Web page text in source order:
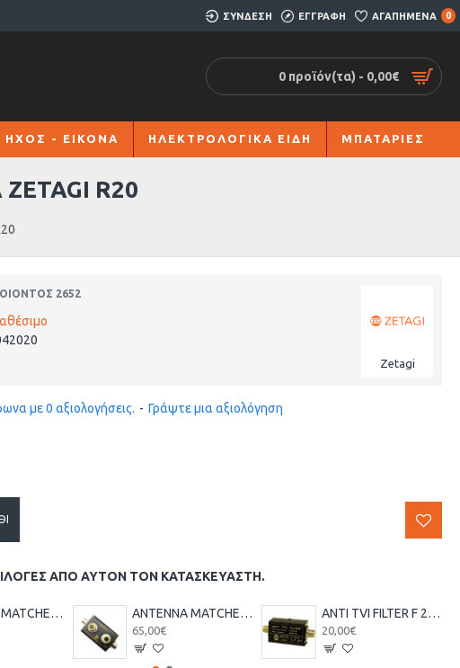
ΣΥΝΔΕΣΗ ΕΓΓΡΑΦΗ ΑΓΑΠΗΜΕΝΑ 0
0 προϊόν(τα) - 0,00€
ΗΧΟΣ - ΕΙΚΟΝΑ ΗΛΕΚΤΡΟΛΟΓΙΚΑ ΕΙΔΗ ΜΠΑΤΑΡΙΕΣ
R20
Zetagi
2652
με 0 αξιολογήσεις. - Γράψτε μια αξιολόγηση
ΑΠΌ ΑΥΤΌΝ ΤΟΝ ΚΑΤΑΣΚΕΥΑΣΤΉ.
ANTENNA MATCHER ZETAGI M27 ΡΥΘΜΙΣΤΗΣ ΣΤΑΣΙΜΩΝ 26-28MHz ANTENNA MATCHER ZETAGI MM27 ΡΥΘΜΙΣΤΗΣ ΣΤΑΣΙΜΩΝ
65,00€
ANTI TVI FILTER F 27 ZETAGI Low Pass filter
20,00€